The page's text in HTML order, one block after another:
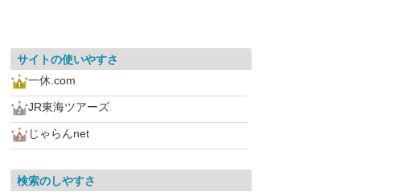
サイトの使いやすさ
一休.com
JR東海ツアーズ
じゃらんnet
検索のしやすさ